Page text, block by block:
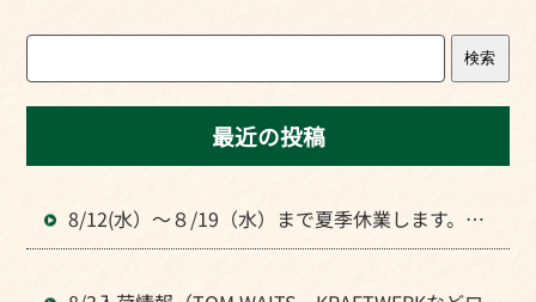
検索
最近の投稿
8/12(水）～８/19（水）まで夏季休業します。よ
ろしくお願いいたします。